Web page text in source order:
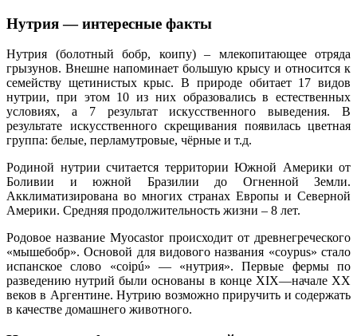
Нутрия — интересные факты
Нутрия (болотный бобр, коипу) – млекопитающее отряда
грызунов. Внешне напоминает большую крысу и относится к
семейству щетинистых крыс. В природе обитает 17 видов
нутрии, при этом 10 из них образовались в естественных
условиях, а 7 результат искусственного выведения. В
результате искусственного скрещивания появилась цветная
группа: белые, перламутровые, чёрные и т.д.
Родиной нутрии считается территории Южной Америки от
Боливии и южной Бразилии до Огненной Земли.
Акклиматизирована во многих странах Европы и Северной
Америки. Средняя продолжительность жизни – 8 лет.
Родовое название Myocastor происходит от древнегреческого
«мышебобр». Основой для видового названия «coypus» стало
испанское слово «coipú» — «нутрия». Первые фермы по
разведению нутрий были основаны в конце XIX—начале XX
веков в Аргентине. Нутрию возможно приручить и содержать
в качестве домашнего животного.